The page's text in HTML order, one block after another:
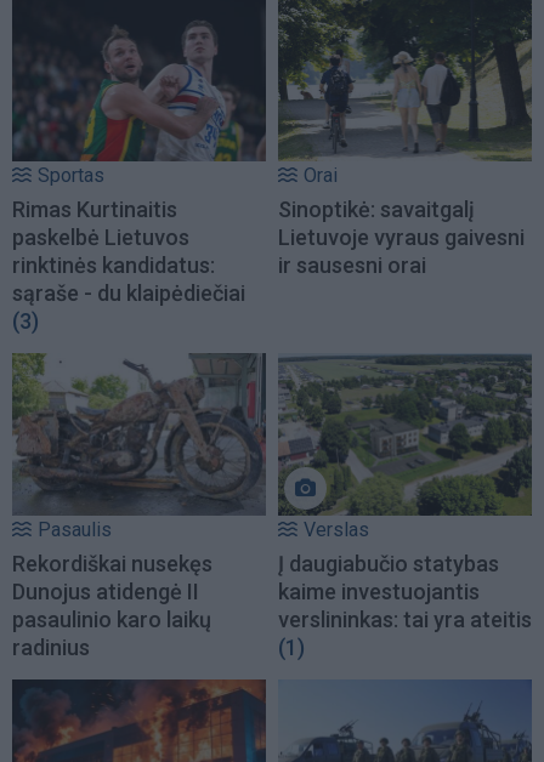
Sportas
Rimas Kurtinaitis
paskelbė Lietuvos
rinktinės kandidatus:
sąraše - du klaipėdiečiai
(3)
Orai
Sinoptikė: savaitgalį
Lietuvoje vyraus gaivesni
ir sausesni orai
Pasaulis
Rekordiškai nusekęs
Dunojus atidengė II
pasaulinio karo laikų
radinius
Verslas
Į daugiabučio statybas
kaime investuojantis
verslininkas: tai yra ateitis
(1)